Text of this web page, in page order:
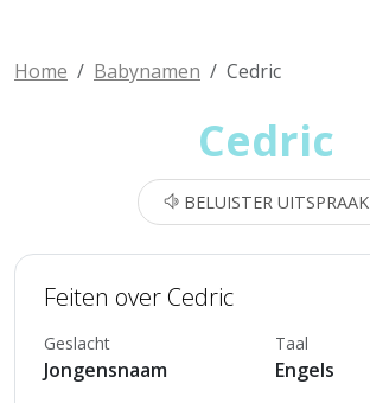
Home Babynamen Cedric
Cedric
BELUISTER UITSPRAAK
Feiten over Cedric
Geslacht
Jongensnaam
Taal
Engels